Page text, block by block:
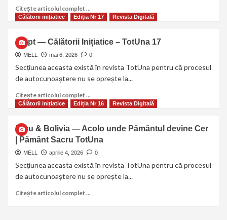
Citește articolul complet ...
Călătorii inițiatice Ediția Nr 17 Revista Digitală
Egipt — Călătorii Inițiatice – TotUna 17
MELL mai 6, 2026 0
Secțiunea aceasta există în revista TotUna pentru că procesul
de autocunoaștere nu se oprește la...
Citește articolul complet ...
Călătorii inițiatice Ediția Nr 16 Revista Digitală
Peru & Bolivia — Acolo unde Pământul devine Cer
| Pământ Sacru TotUna
MELL aprilie 4, 2026 0
Secțiunea aceasta există în revista TotUna pentru că procesul
de autocunoaștere nu se oprește la...
Citește articolul complet ...